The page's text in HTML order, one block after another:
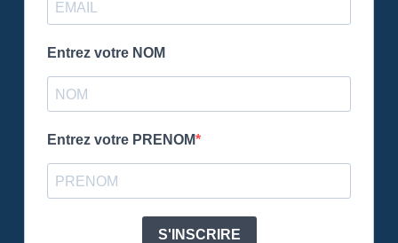
Entrez votre NOM
Entrez votre PRENOM
S'INSCRIRE